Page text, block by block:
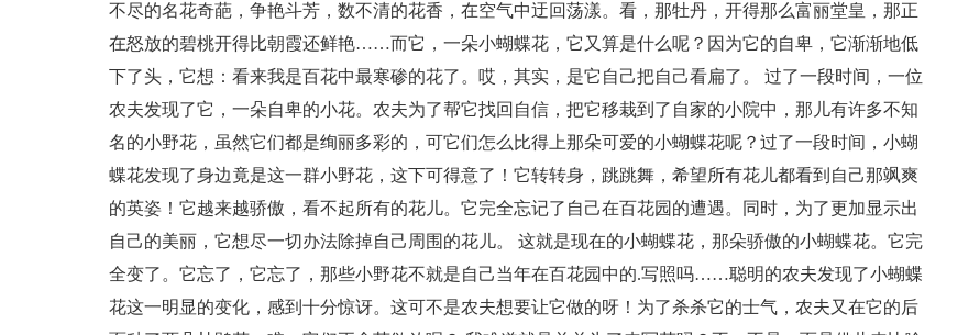
不尽的名花奇葩，争艳斗芳，数不清的花香，在空气中迂回荡漾。看，那牡丹，开得那么富丽堂皇，那正
在怒放的碧桃开得比朝霞还鲜艳……而它，一朵小蝴蝶花，它又算是什么呢？因为它的自卑，它渐渐地低
下了头，它想：看来我是百花中最寒碜的花了。哎，其实，是它自己把自己看扁了。 过了一段时间，一位
农夫发现了它，一朵自卑的小花。农夫为了帮它找回自信，把它移栽到了自家的小院中，那儿有许多不知
名的小野花，虽然它们都是绚丽多彩的，可它们怎么比得上那朵可爱的小蝴蝶花呢？过了一段时间，小蝴
蝶花发现了身边竟是这一群小野花，这下可得意了！它转转身，跳跳舞，希望所有花儿都看到自己那飒爽
的英姿！它越来越骄傲，看不起所有的花儿。它完全忘记了自己在百花园的遭遇。同时，为了更加显示出
自己的美丽，它想尽一切办法除掉自己周围的花儿。 这就是现在的小蝴蝶花，那朵骄傲的小蝴蝶花。它完
全变了。它忘了，它忘了，那些小野花不就是自己当年在百花园中的.写照吗……聪明的农夫发现了小蝴蝶
花这一明显的变化，感到十分惊讶。这可不是农夫想要让它做的呀！为了杀杀它的士气，农夫又在它的后